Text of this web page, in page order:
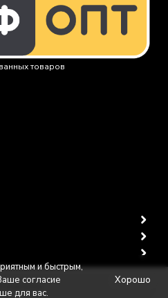
корзину
товаров
компания"
и быстрым,
согласие
для вас.
Хорошо